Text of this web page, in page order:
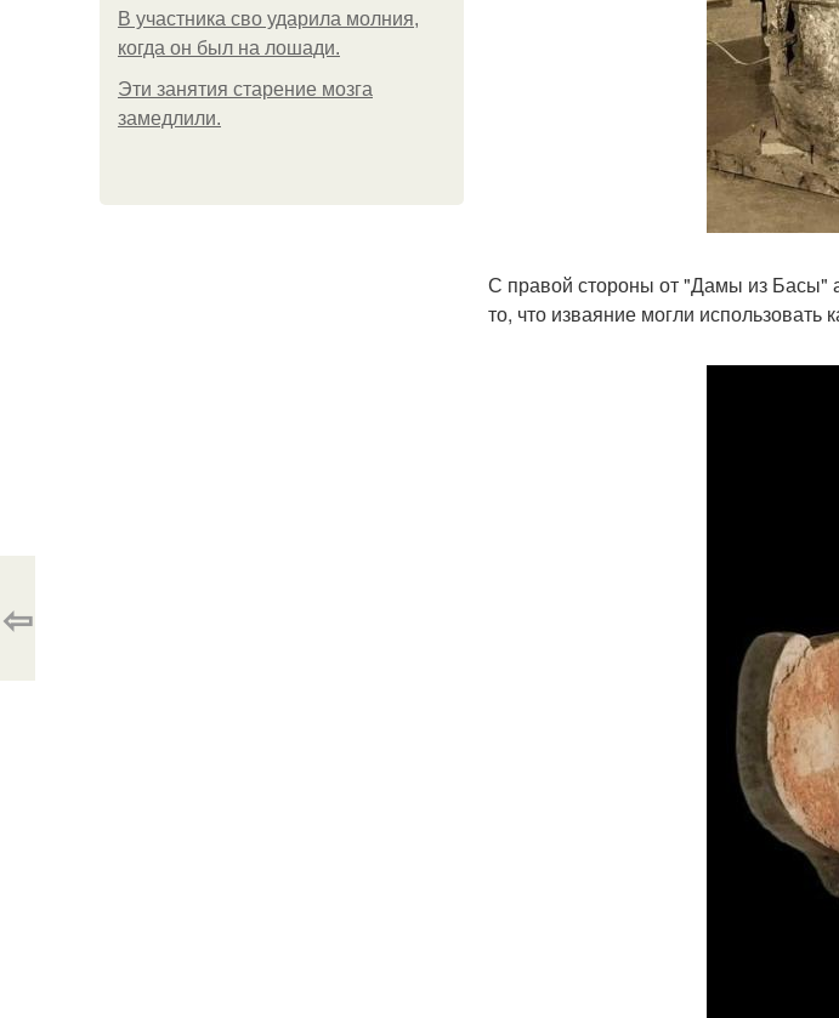
В участника сво ударила молния,
когда он был на лошади.
Эти занятия старение мозга
замедлили.
С правой стороны от "Дамы из Басы"
то, что изваяние могли использовать
⇦